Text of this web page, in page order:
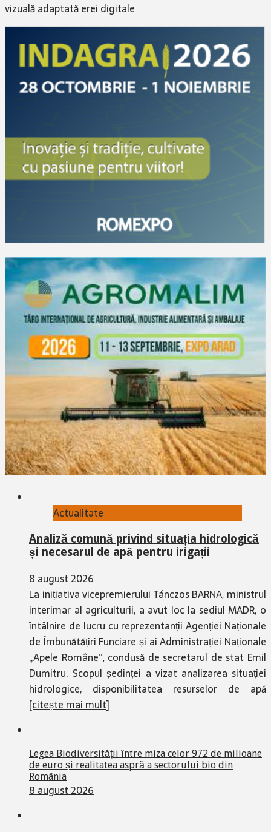
vizuală adaptată erei digitale
Actualitate
Analiză comună privind situația hidrologică
și necesarul de apă pentru irigații
8 august 2026
La inițiativa vicepremierului Tánczos BARNA, ministrul
interimar al agriculturii, a avut loc la sediul MADR, o
întâlnire de lucru cu reprezentanții Agenției Naționale
de Îmbunătățiri Funciare și ai Administrației Naționale
„Apele Române”, condusă de secretarul de stat Emil
Dumitru. Scopul ședinței a vizat analizarea situației
hidrologice, disponibilitatea resurselor de apă
[citește mai mult]
Legea Biodiversității între miza celor 972 de milioane
de euro și realitatea aspră a sectorului bio din
România
8 august 2026